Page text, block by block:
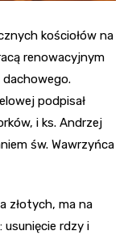
kościołów na
renowacyjnym
dachowego.
podpisał
i ks. Andrzej
św. Wawrzyńca
złotych, ma na
usunięcie rdzy i